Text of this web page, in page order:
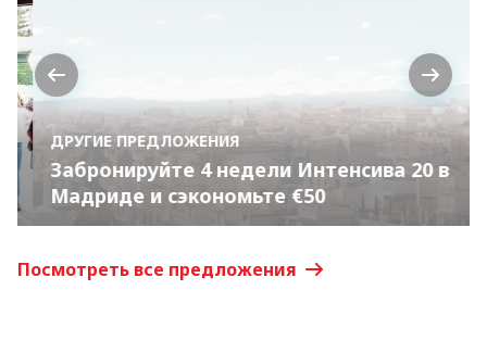
ДРУГИЕ ПРЕДЛОЖЕНИЯ
Забронируйте 4 недели Интенсива 20 в
Мадриде и сэкономьте €50
Посмотреть все предложения